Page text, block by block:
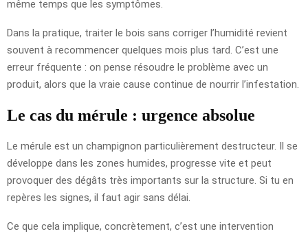
même temps que les symptômes.
Dans la pratique, traiter le bois sans corriger l’humidité revient
souvent à recommencer quelques mois plus tard. C’est une
erreur fréquente : on pense résoudre le problème avec un
produit, alors que la vraie cause continue de nourrir l’infestation.
Le cas du mérule : urgence absolue
Le mérule est un champignon particulièrement destructeur. Il se
développe dans les zones humides, progresse vite et peut
provoquer des dégâts très importants sur la structure. Si tu en
repères les signes, il faut agir sans délai.
Ce que cela implique, concrètement, c’est une intervention